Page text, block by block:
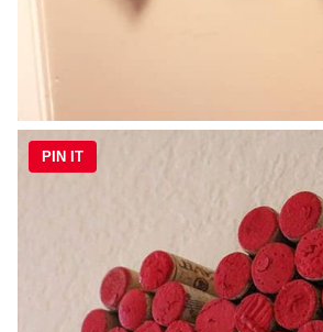
PIN IT